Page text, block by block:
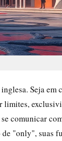
Seja em
limites,
comunicar
"only", suas